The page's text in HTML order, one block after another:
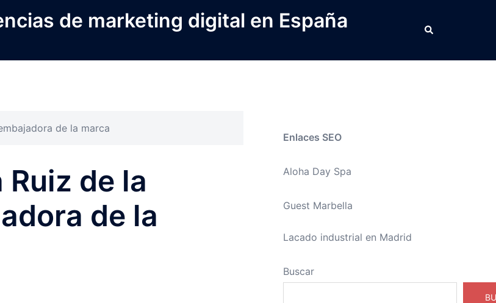
de marketing digital en España Buscar
de la marca
de la
de la
Enlaces SEO
Aloha Day Spa
Guest Marbella
Lacado industrial en Madrid
Buscar